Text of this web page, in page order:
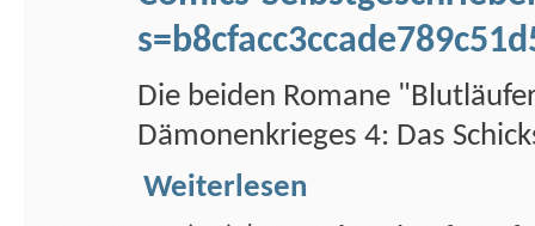
Die beiden Romane
Dämonenkrieges 4: Das
Weiterlesen